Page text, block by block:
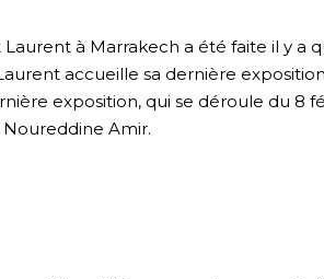
à Marrakech a été faite il y a
accueille sa dernière
exposition, qui se déroule du 8
Amir.